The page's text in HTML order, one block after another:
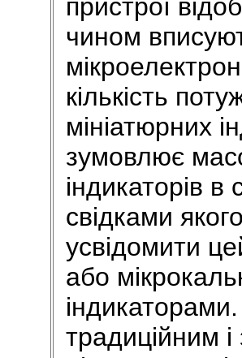
пристрої
чином
кількість
мініатюрних
зумовлює
індикаторів
свідками
усвідомити
або
традиційним